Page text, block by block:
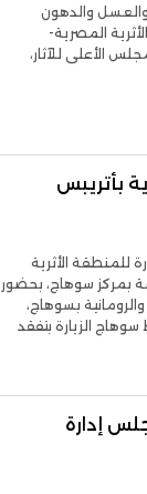
والعسل والدهون
المصرية-
الأعلى للآثار،
بأتريبس
للمنطقة الأثرية
بمركز سوهاج، بحضور
والرومانية بسوهاج،
الزيارة بتفقد
إدارة